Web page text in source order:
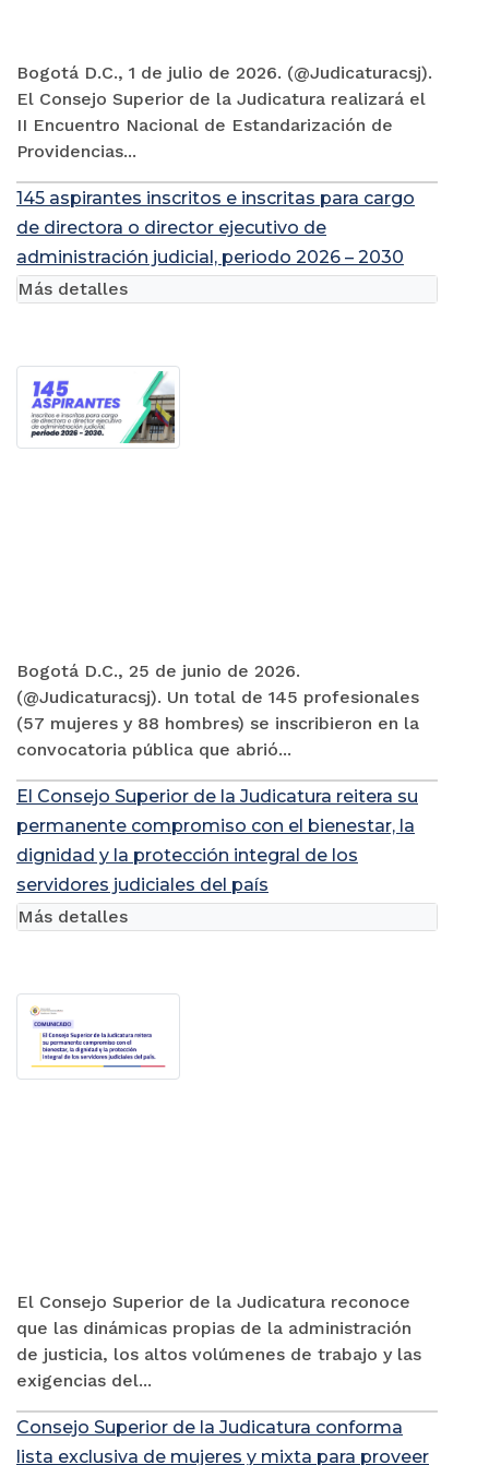
Bogotá D.C., 1 de julio de 2026. (@Judicaturacsj).
El Consejo Superior de la Judicatura realizará el
II Encuentro Nacional de Estandarización de
Providencias...
145 aspirantes inscritos e inscritas para cargo
de directora o director ejecutivo de
administración judicial, periodo 2026 – 2030
Bogotá D.C., 25 de junio de 2026.
(@Judicaturacsj). Un total de 145 profesionales
(57 mujeres y 88 hombres) se inscribieron en la
convocatoria pública que abrió...
Más detalles
El Consejo Superior de la Judicatura reitera su
permanente compromiso con el bienestar, la
dignidad y la protección integral de los
servidores judiciales del país
El Consejo Superior de la Judicatura reconoce
que las dinámicas propias de la administración
de justicia, los altos volúmenes de trabajo y las
exigencias del...
Más detalles
Consejo Superior de la Judicatura conforma
lista exclusiva de mujeres y mixta para proveer